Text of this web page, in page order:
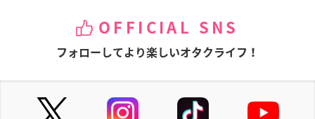
OFFICIAL SNS
フォローしてより楽しいオタクライフ！